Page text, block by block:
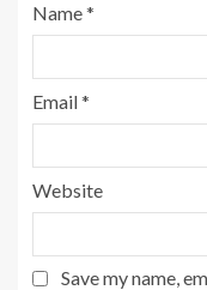
Name*
Email*
Website
Save my name,